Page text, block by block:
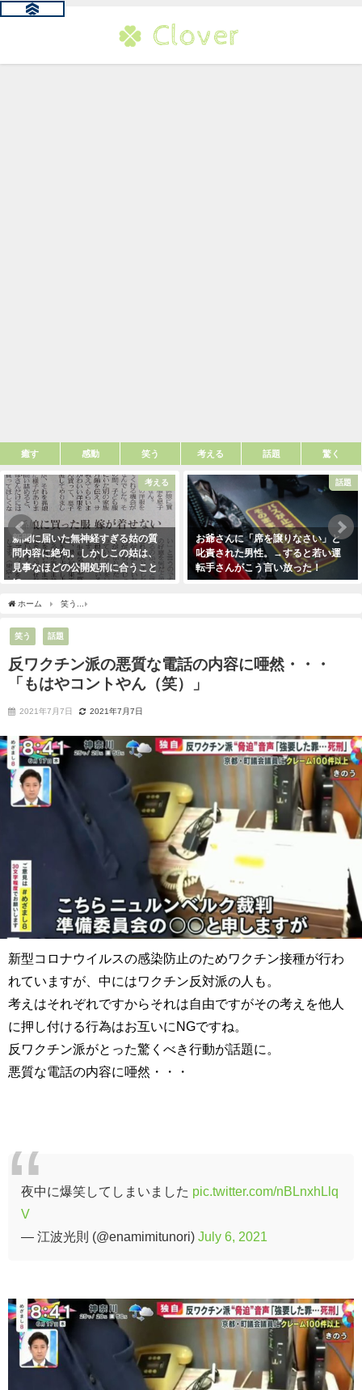
癒す 感動 笑う 考える 話題 驚く
考える
新聞に届いた無神経すぎる姑の質
問内容に絶句。しかしこの姑は、
見事なほどの公開処刑に合うこと
に・・・
2021年3月13日
話題
お爺さんに「席を譲りなさい」と
叱責された男性。→すると若い運
転手さんがこう言い放った！
ホーム 笑う
笑う 話題
反ワクチン派の悪質な電話の内容に唖然・・・
「もはやコントやん（笑）」
2021年7月7日 2021年7月7日
新型コロナウイルスの感染防止のためワクチン接種が行わ
れていますが、中にはワクチン反対派の人も。
考えはそれぞれですからそれは自由ですがその考えを他人
に押し付ける行為はお互いにNGですね。
反ワクチン派がとった驚くべき行動が話題に。
悪質な電話の内容に唖然・・・
夜中に爆笑してしまいました pic.twitter.com/nBLnxhLlq
V
— 江波光則 (@enamimitunori) July 6, 2021